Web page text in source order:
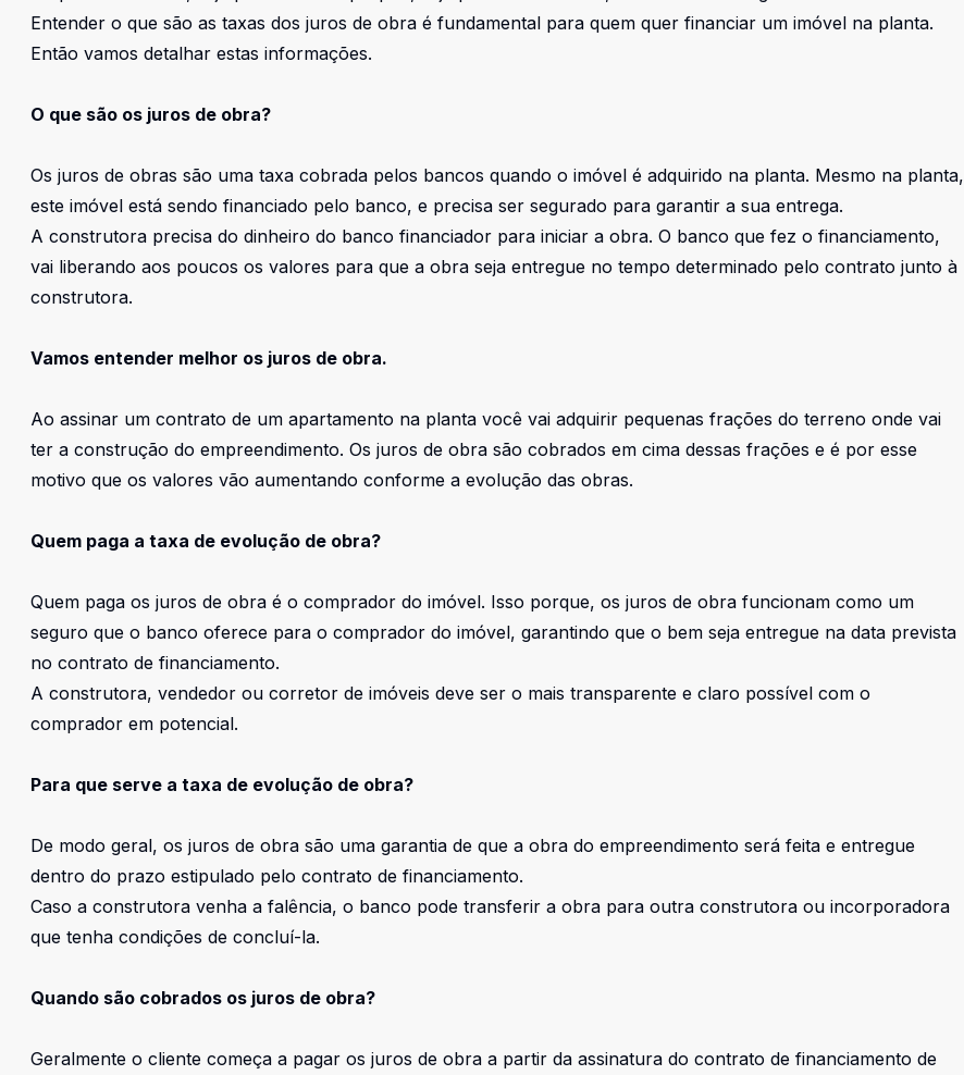
Entender o que são as taxas dos juros de obra é fundamental para quem quer financiar um imóvel na planta.
Então vamos detalhar estas informações.
O que são os juros de obra?
Os juros de obras são uma taxa cobrada pelos bancos quando o imóvel é adquirido na planta. Mesmo na planta,
este imóvel está sendo financiado pelo banco, e precisa ser segurado para garantir a sua entrega.
A construtora precisa do dinheiro do banco financiador para iniciar a obra. O banco que fez o financiamento,
vai liberando aos poucos os valores para que a obra seja entregue no tempo determinado pelo contrato junto à
construtora.
Vamos entender melhor os juros de obra.
Ao assinar um contrato de um apartamento na planta você vai adquirir pequenas frações do terreno onde vai
ter a construção do empreendimento. Os juros de obra são cobrados em cima dessas frações e é por esse
motivo que os valores vão aumentando conforme a evolução das obras.
Quem paga a taxa de evolução de obra?
Quem paga os juros de obra é o comprador do imóvel. Isso porque, os juros de obra funcionam como um
seguro que o banco oferece para o comprador do imóvel, garantindo que o bem seja entregue na data prevista
no contrato de financiamento.
A construtora, vendedor ou corretor de imóveis deve ser o mais transparente e claro possível com o
comprador em potencial.
Para que serve a taxa de evolução de obra?
De modo geral, os juros de obra são uma garantia de que a obra do empreendimento será feita e entregue
dentro do prazo estipulado pelo contrato de financiamento.
Caso a construtora venha a falência, o banco pode transferir a obra para outra construtora ou incorporadora
que tenha condições de concluí-la.
Quando são cobrados os juros de obra?
Geralmente o cliente começa a pagar os juros de obra a partir da assinatura do contrato de financiamento de